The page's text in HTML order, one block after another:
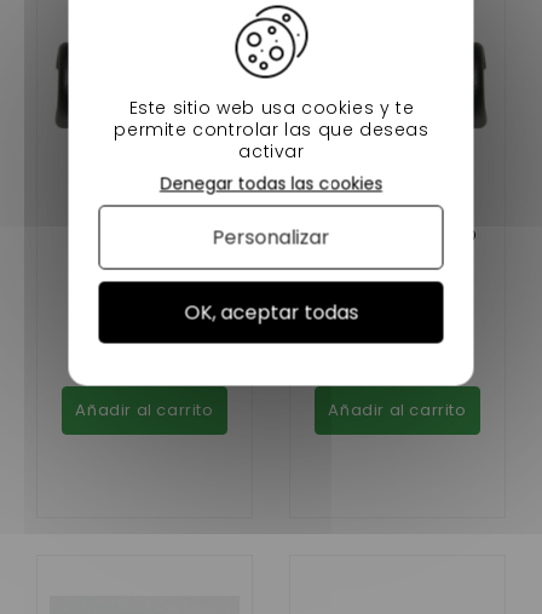
DELANTERO
IZQUIERDO AIXAM
Añadir al carrito
SOPORTE DE FARO
DERECHO AIXAM
Añadir al carrito
Este sitio web usa cookies y te
permite controlar las que deseas
activar
OK, aceptar todas
Denegar todas las cookies
Personalizar